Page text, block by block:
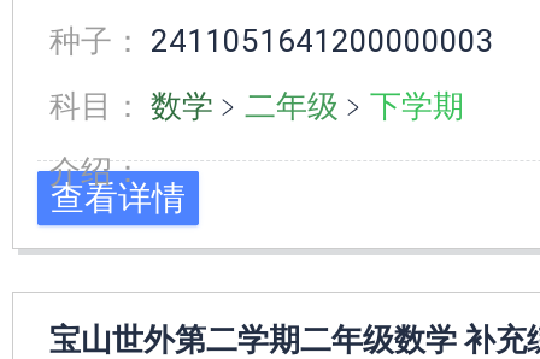
种子： 2411051641200000003
科目： 数学 ﹥ 二年级 ﹥ 下学期
介绍：
查看详情
宝山世外第二学期二年级数学 补